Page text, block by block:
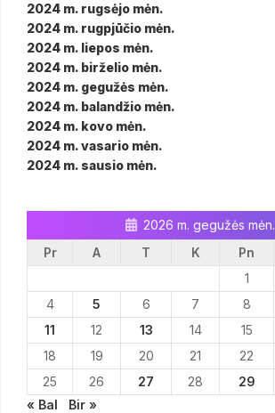
2024 m. rugsėjo mėn.
2024 m. rugpjūčio mėn.
2024 m. liepos mėn.
2024 m. birželio mėn.
2024 m. gegužės mėn.
2024 m. balandžio mėn.
2024 m. kovo mėn.
2024 m. vasario mėn.
2024 m. sausio mėn.
2026 m. gegužės mėn.
Pr
A T K Pn
1
4
5 6 7 8
11
12 13 14 15
18
19 20 21 22
25
26 27 28 29
« Bal
Bir »